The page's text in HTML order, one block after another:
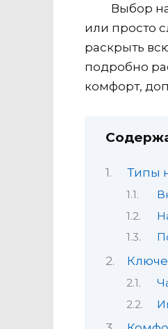
Выбор
или просто
раскрыть
подробно
комфорт,
Типы